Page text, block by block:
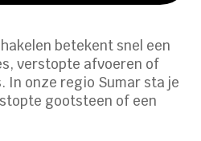
betekent snel een
verstopte afvoeren of
onze regio Sumar sta je
gootsteen of een